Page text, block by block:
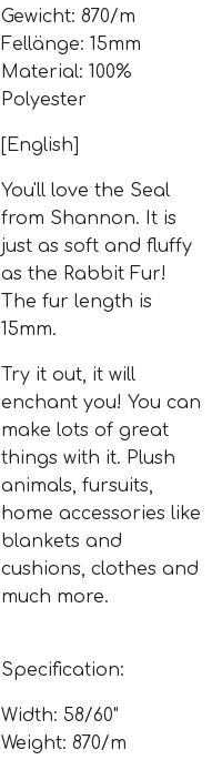
Gewicht: 870/m
Fellänge: 15mm
Material: 100%
Polyester
[English]
You'll love the Seal
from Shannon. It is
just as soft and fluffy
as the Rabbit Fur!
The fur length is
15mm.
Try it out, it will
enchant you! You can
make lots of great
things with it. Plush
animals, fursuits,
home accessories like
blankets and
cushions, clothes and
much more.
Specification:
Width: 58/60"
Weight: 870/m